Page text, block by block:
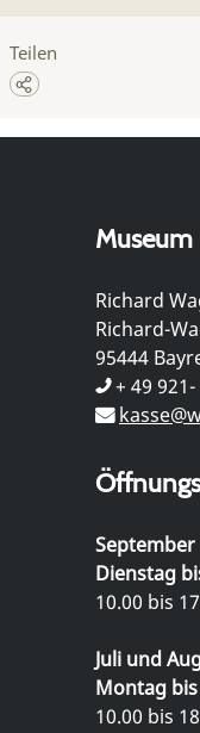
Teilen
Museum
Richard
Richard-
95444
+ 49
September
Dienstag
10.00 bis
Juli und
Montag
10.00 bis